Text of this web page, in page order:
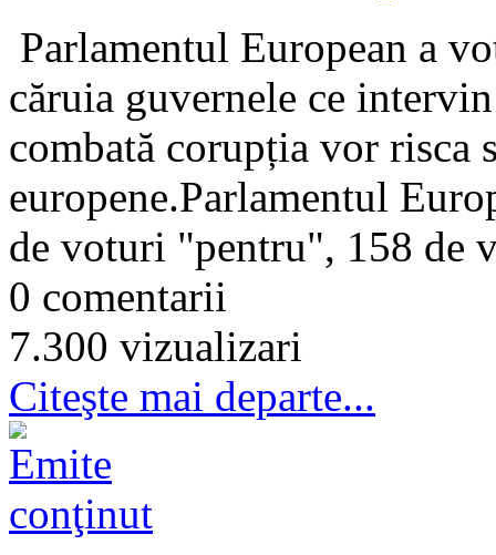
Parlamentul European a
căruia guvernele ce
combată corupția vor risca
europene.Parlamentul
de voturi "pentru", 158 de
0 comentarii
7.300 vizualizari
Citeşte mai departe...